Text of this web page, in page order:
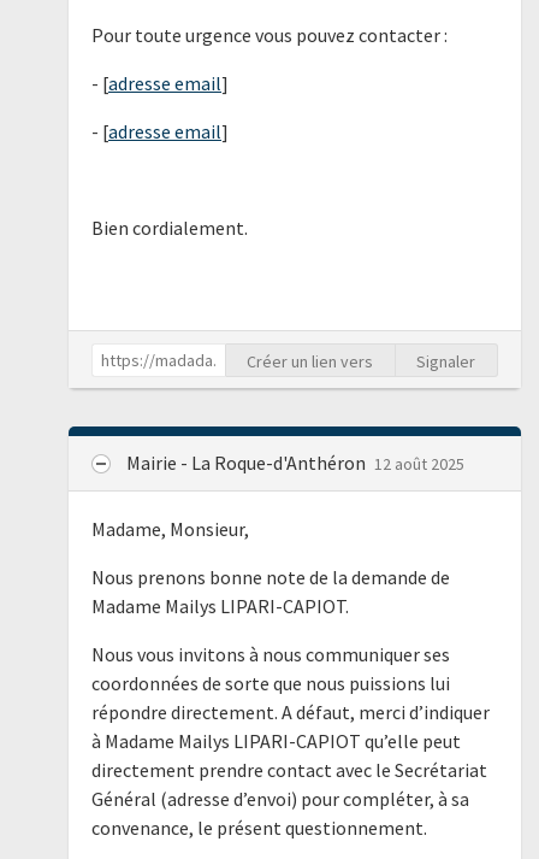
Pour toute urgence vous pouvez contacter :
- [adresse email]
- [adresse email]
Bien cordialement.
Créer un lien vers Signaler
Mairie - La Roque-d'Anthéron 12 août 2025
Madame, Monsieur,
Nous prenons bonne note de la demande de
Madame Mailys LIPARI-CAPIOT.
Nous vous invitons à nous communiquer ses
coordonnées de sorte que nous puissions lui
répondre directement. A défaut, merci d’indiquer
à Madame Mailys LIPARI-CAPIOT qu’elle peut
directement prendre contact avec le Secrétariat
Général (adresse d’envoi) pour compléter, à sa
convenance, le présent questionnement.